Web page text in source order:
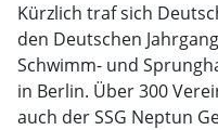
Kürzlich traf sich
den Deutschen
Schwimm- und
in Berlin. Über 300
auch der SSG Neptun